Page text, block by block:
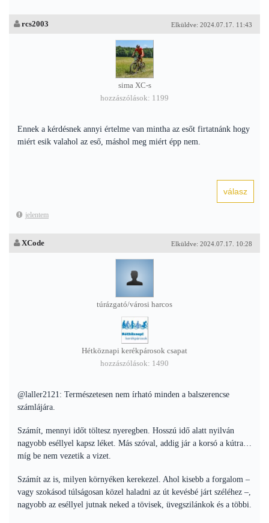
Elküldve: 2024.07.17. 11:43
rcs2003
sima XC-s
hozzászólások: 1199
Ennek a kérdésnek annyi értelme van mintha az esőt firtatnánk hogy
miért esik valahol az eső, máshol meg miért épp nem.
jelentem
Elküldve: 2024.07.17. 10:28
XCode
túrázgató/városi harcos
Hétköznapi kerékpárosok csapat
hozzászólások: 1490
@laller2121: Természetesen nem írható minden a balszerencse
számlájára.
Számít, mennyi időt töltesz nyeregben. Hosszú idő alatt nyilván
nagyobb eséllyel kapsz léket. Más szóval, addig jár a korsó a kútra…
míg be nem vezetik a vizet.
Számít az is, milyen környéken kerekezel. Ahol kisebb a forgalom –
vagy szokásod túlságosan közel haladni az út kevésbé járt széléhez –,
nagyobb az eséllyel jutnak neked a tövisek, üvegszilánkok és a többi.